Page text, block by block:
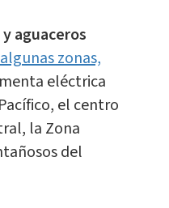
aguaceros
algunas zonas,
eléctrica
el centro
la Zona
del